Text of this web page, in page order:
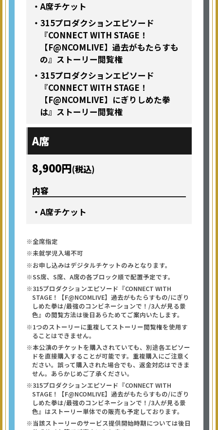
・A席チケット
・315プロダクションエピソード
『CONNECT WITH STAGE！
【F@NCOMLIVE】過去がもたらすも
の』ストーリー閲覧権
・315プロダクションエピソード
『CONNECT WITH STAGE！
【F@NCOMLIVE】にぎりしめた拳
は』ストーリー閲覧権
A席
8,900円(税込)
内容
・A席チケット
※全席指定
※未就学児入場不可
※お申し込みはデジタルチケットのみとなります。
※SS席、S席、A席の各ブロック順で配置予定です。
※315プロダクションエピソード『CONNECT WITH
STAGE！【F@NCOMLIVE】過去がもたらすもの/にぎり
しめた拳は/最強のコンビネーションで！/3人が見る景
色』の閲覧方法は後日あらためてご案内いたします。
※1つのストーリーに重複してストーリー閲覧権を使用す
ることはできません。
※本公演のチケットを購入されていても、別途各エピソー
ドを直接購入することが可能です。重複購入にご注意く
ださい。誤って購入された場合でも、返金対応はできま
せん。あらかじめご了承ください。
※315プロダクションエピソード『CONNECT WITH
STAGE！【F@NCOMLIVE】過去がもたらすもの/にぎり
しめた拳は/最強のコンビネーションで！/3人が見る景
色』はストーリー単体での販売も予定しております。
※当該ストーリーのサービス提供開始時期については後日